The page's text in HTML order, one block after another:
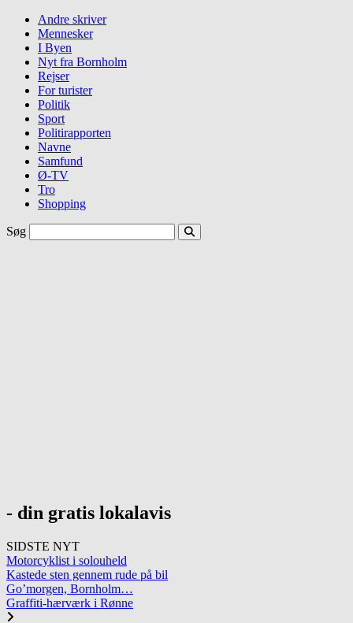
Andre skriver
Mennesker
I Byen
Nyt fra Bornholm
Rejser
For turister
Politik
Sport
Politirapporten
Navne
Samfund
Ø-TV
Tro
Shopping
Søg
- din gratis lokalavis
SIDSTE NYT
Motorcyklist i solouheld
Kastede sten gennem rude på bil
Go’morgen, Bornholm…
Graffiti-hærværk i Rønne